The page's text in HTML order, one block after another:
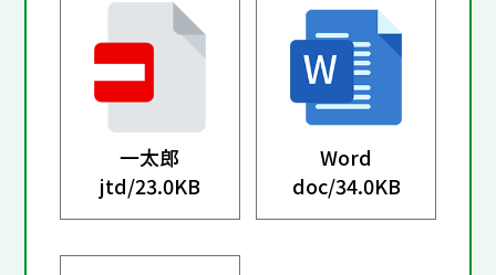
一太郎
jtd/23.0KB
Word
doc/34.0KB